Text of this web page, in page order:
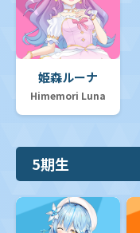
姫森ルーナ
Himemori Luna
5期生